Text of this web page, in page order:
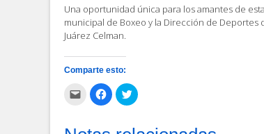
Una oportunidad única para los amantes de
municipal de Boxeo y la Dirección de Deportes
Juárez Celman.
Comparte esto:
Haz
clic
para
Haz
clic
para
Haz
clic
en